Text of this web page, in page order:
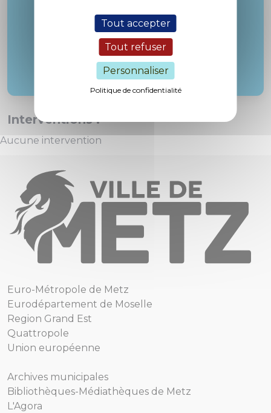
Tout accepter
Tout refuser
Personnaliser
Politique de confidentialité
Interventions :
Aucune intervention
Euro-Métropole de Metz
Eurodépartement de Moselle
Region Grand Est
Quattropole
Union européenne
Archives municipales
Bibliothèques-Médiathèques de Metz
L'Agora